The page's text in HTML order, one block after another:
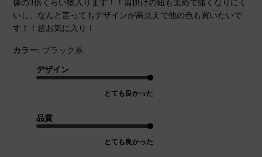
いし、なんと言ってもデザインが高見えで他の色も買いたいで
す！！超お気に入り！
カラー: ブラック系
デザイン
とても良かった
品質
とても良かった